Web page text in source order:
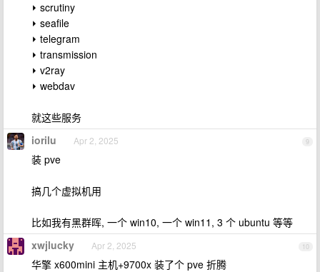
⏵ scrutiny
⏵ seafile
⏵ telegram
⏵ transmission
⏵ v2ray
⏵ webdav
就这些服务
9
iorilu Apr 2, 2025
装 pve
搞几个虚拟机用
比如我有黑群晖, 一个 win10, 一个 win11, 3 个 ubuntu 等等
10
xwjlucky Apr 2, 2025
华擎 x600mini 主机+9700x 装了个 pve 折腾